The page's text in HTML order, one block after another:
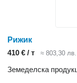
Рижик
410 € / т
≈ 803,30 лв.
Земеделска